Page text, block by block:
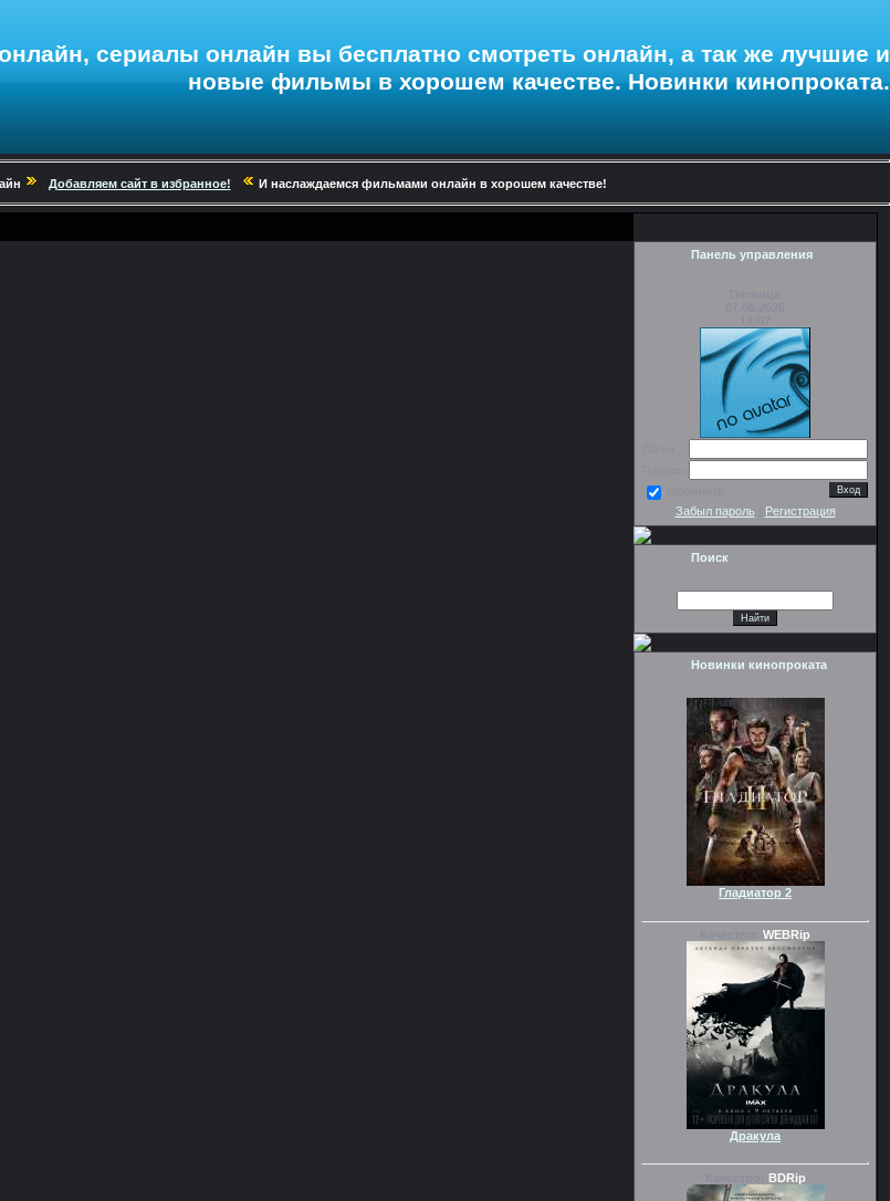
, сериалы онлайн вы бесплатно смотреть онлайн, а так же лучшие и
новыефильмы в хорошем качестве.Новинки кинопроката.
Добавляем сайт в избранное! И наслаждаемся фильмами онлайн в хорошем качестве!
Панель управления
Забыл пароль
Регистрация
Поиск
Новинки кинопроката
Гладиатор 2
WEBRip
Дракула
BDRip